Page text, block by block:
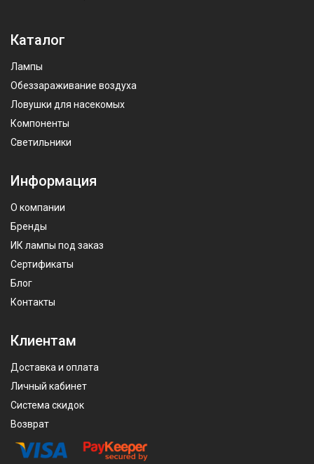
Каталог
Лампы
Обеззараживание воздуха
Ловушки для насекомых
Компоненты
Светильники
Информация
О компании
Бренды
ИК лампы под заказ
Сертификаты
Блог
Контакты
Клиентам
Доставка и оплата
Личный кабинет
Система скидок
Возврат